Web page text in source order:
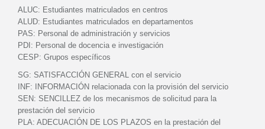
ALUC: Estudiantes matriculados en centros
ALUD: Estudiantes matriculados en departamentos
PAS: Personal de administración y servicios
PDI: Personal de docencia e investigación
CESP: Grupos específicos
SG: SATISFACCIÓN GENERAL con el servicio
INF:
INFORMACIÓN relacionada con la provisión del servicio
SEN: SENCILLEZ de los mecanismos de solicitud para la
prestación del servicio
PLA: ADECUACIÓN DE LOS PLAZOS en la prestación del